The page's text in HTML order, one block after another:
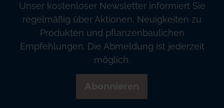
Unser kostenloser Newsletter informiert Sie
regelmäßig über Aktionen, Neuigkeiten zu
Produkten und pflanzenbaulichen
Empfehlungen. Die Abmeldung ist jederzeit
möglich.